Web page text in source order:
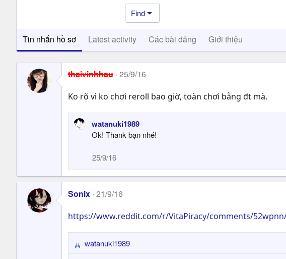
Find
Tin nhắn hồ sơ Latest activity Các bài đăng Giới thiệu
thaivinhhau 25/9/16
Ko rõ vì ko chơi reroll bao giờ, toàn chơi bằng đt mà.
watanuki1989
Ok! Thank bạn nhé!
25/9/16
Sonix 21/9/16
https://www.reddit.com/r/VitaPiracy/comments/
R watanuki1989